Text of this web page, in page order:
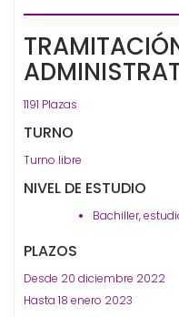
1191 Plazas
TURNO
Turno libre
NIVEL DE ESTUDIO
Bachiller,
PLAZOS
Desde 20 diciembre 2022
Hasta 18 enero 2023